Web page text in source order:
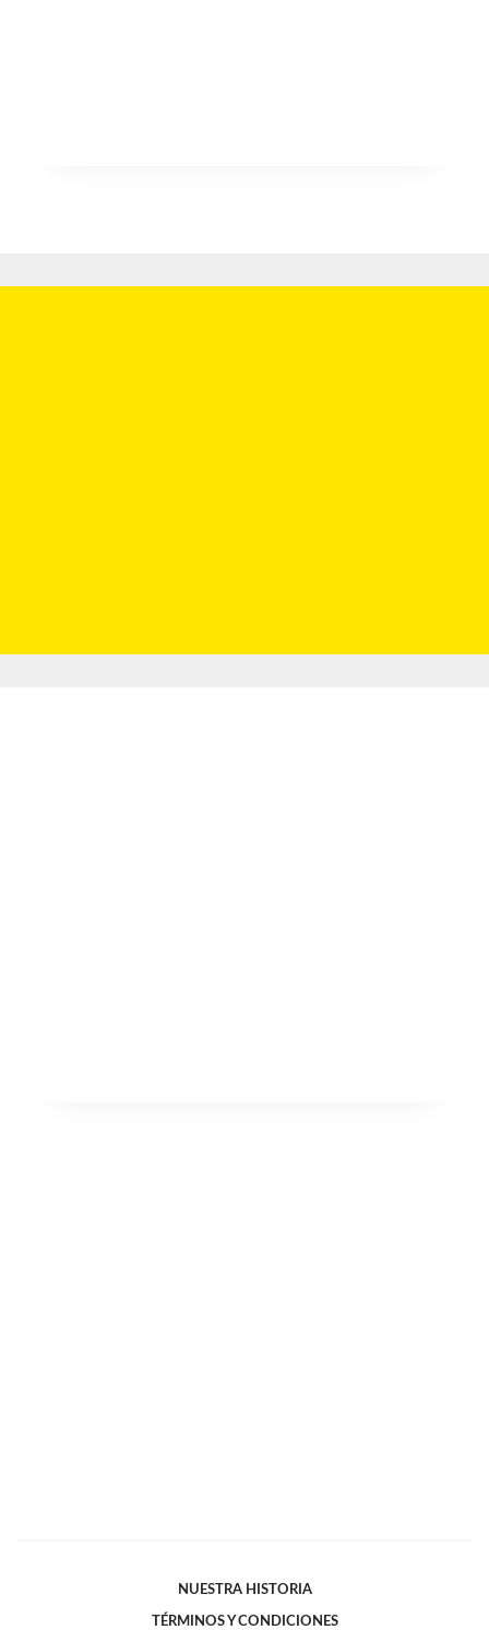
NUESTRA HISTORIA
TÉRMINOS Y CONDICIONES